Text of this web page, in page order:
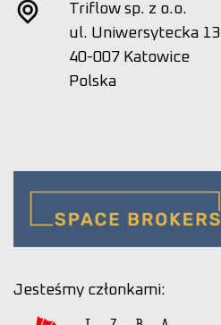
Triflow sp. z o.o.
ul. Uniwersytecka 13
40-007 Katowice
Polska
Jesteśmy członkami: